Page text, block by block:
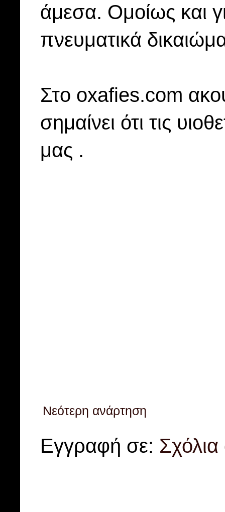
άμεσα. Ομοίως και
πνευματικά
Στo oxafies.com
σημαίνει ότι τις
μας .
Νεότερη ανάρτηση
Εγγραφή σε: